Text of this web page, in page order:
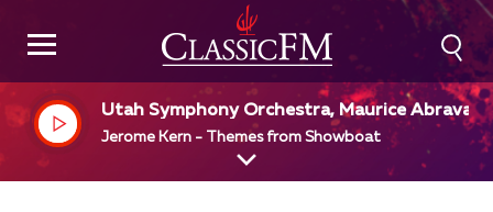
Utah Symphony Orchestra, Maurice
dir
Jerome Kern - Themes from Showboat